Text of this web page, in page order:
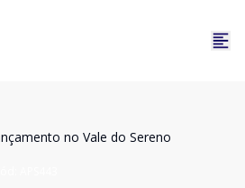
no Vale do Sereno